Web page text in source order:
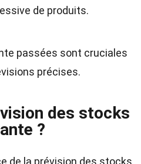
de produits.
passées sont cruciales
précises.
des stocks
?
de la prévision des stocks